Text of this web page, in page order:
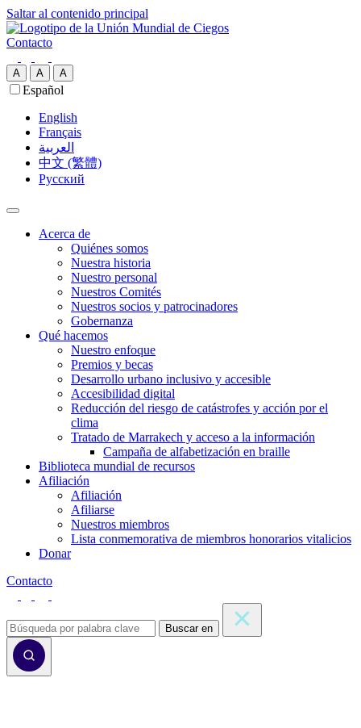
Saltar al contenido principal
Contacto
A A A
Español
English
Français
العربية‏
中文 (繁體)
Русский
Acerca de
Quiénes somos
Nuestra historia
Nuestro personal
Nuestros Comités
Nuestros socios y patrocinadores
Gobernanza
Qué hacemos
Nuestro enfoque
Premios y becas
Desarrollo urbano inclusivo y accesible
Accesibilidad digital
Reducción del riesgo de catástrofes y acción por el
clima
Tratado de Marrakech y acceso a la información
Campaña de alfabetización en braille
Biblioteca mundial de recursos
Afiliación
Afiliación
Afiliarse
Nuestros miembros
Lista conmemorativa de miembros honorarios vitalicios
Donar
Contacto
Buscar en